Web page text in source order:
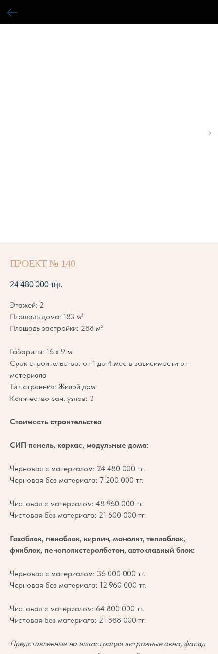
ПРОЕКТ № 140
24 480 000 тңг.
Этажей: 2
Площадь дома: 183 м²
Площадь застройки: 288 м²
Габариты: 16 х 9 м
Срок строительства: от 1 до 4 мес в зависимости от
материала
Тип строения: Жилой дом
Количество сан. узлов: 3
Стоимость строительства
СИП панель, каркас, модульные дома:
Черновая с материалом: 24 480 000 тг.
Черновая без материала: 7 200 000 тг.
Чистовая с материалом: 48 960 000 тг.
Чистовая без материала: 21 600 000 тг.
Газоблок, пеноблок, кирпич, монолит, теплоблок,
финблок, пенополистеролбетон, автоклавный блок:
Черновая с материалом: 36 000 000 тг.
Черновая без материала: 12 960 000 тг.
Чистовая с материалом: 64 800 000 тг.
Чистовая без материала: 21 888 000 тг.
Представленные на иллюстрации витражные окна, фасад